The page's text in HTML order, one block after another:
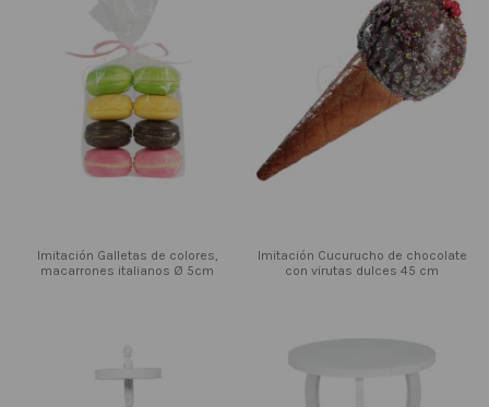
Imitación Galletas de colores,
macarrones italianos Ø 5cm
Imitación Cucurucho de chocolate
con virutas dulces 45 cm